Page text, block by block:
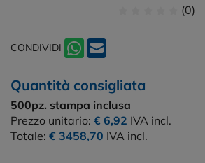
(0)
CONDIVIDI
Quantità consigliata
500pz. stampa inclusa
Prezzo unitario: € 6,92 IVA incl.
Totale: € 3458,70 IVA incl.